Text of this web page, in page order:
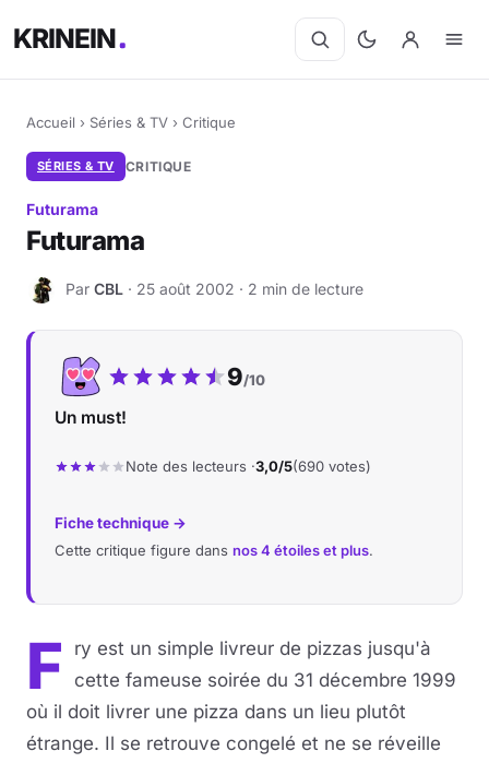
KRINEIN
Accueil › Séries & TV › Critique
SÉRIES & TV CRITIQUE
Futurama
Futurama
C Par CBL · 25 août 2002 · 2 min de lecture
Notre note :
9/10
Un must!
Note des lecteurs ·3,0/5(690 votes)
Fiche technique →
Cette critique figure dans nos 4 étoiles et plus.
F
ry est un simple livreur de pizzas jusqu'à
cette fameuse soirée du 31 décembre 1999
où il doit livrer une pizza dans un lieu plutôt
étrange. Il se retrouve congelé et ne se réveille